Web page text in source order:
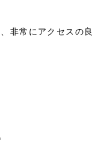
非常にアクセスの良